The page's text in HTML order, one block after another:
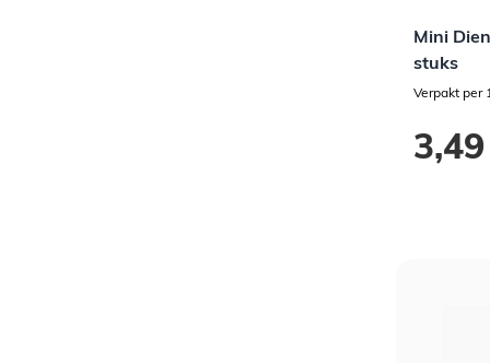
Mini
stuks
Verpakt per
3,49